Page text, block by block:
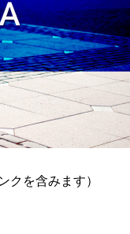
クを含みます）